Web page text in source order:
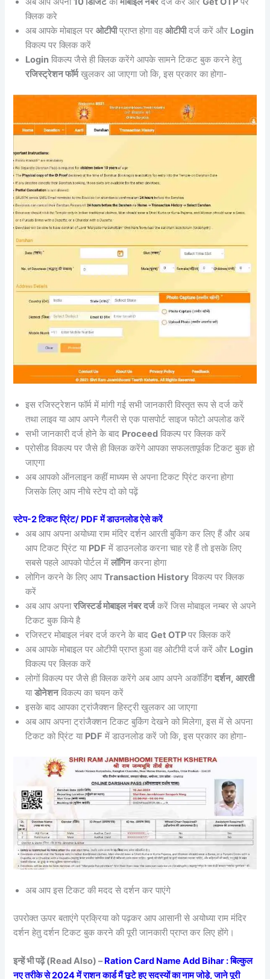
क्लिक करे
अब आपके मोबाइल परओटीपीप्राप्त होगा वहओटीपीदर्ज करें और Login
विकल्प पर क्लिक करें
Login विकल्प जैसे ही क्लिक करेंगे आपके सामने टिकट बुक करने हेतु
रजिस्ट्रेशन फॉर्मखुलकर आ जाएगा जो कि, इस प्रकार का होगा-
इस रजिस्ट्रेशन फॉर्म में मांगी गई सभी जानकारी विस्तृत रूप से दर्ज करें
तथा लाइव या आप अपने गैलरी से एक पासपोर्ट साइज फोटो अपलोड करें
सभी जानकारी दर्ज होने के बाद Proceed विकल्प पर क्लिक करें
प्रोसीड विकल्प पर जैसे ही क्लिक करेंगे आपका सफलतापूर्वक टिकट बुक हो
जाएगा
अब आपको ऑनलाइन कहीं माध्यम से अपना टिकट प्रिंट करना होगा
जिसके लिए आप नीचे स्टेप दो को पढ़ें
स्टेप-2 टिकट प्रिंट/ PDF में डाउनलोड ऐसे करें
अब आप अपना अयोध्या राम मंदिर दर्शन आरती बुकिंग कर लिए हैं और अब
आप टिकट प्रिंट या PDF में डाउनलोड करना चाह रहे हैं तो इसके लिए
सबसे पहले आपको पोर्टल मेंलॉगिनकरना होगा
लोगिन करने के लिए आपTransaction History विकल्प पर क्लिक
करें
अब आप अपनारजिस्टर्ड मोबाइल नंबर दर्जकरें जिस मोबाइल नम्बर से अपने
टिकट बुक किये है
रजिस्टर मोबाइल नंबर दर्ज करने के बादGet OTPपर क्लिक करें
अब आपके मोबाइल पर ओटीपी प्राप्त हुआ वह ओटीपी दर्ज करें और Login
विकल्प पर क्लिक करें
लोगों विकल्प पर जैसे ही क्लिक करेंगे अब आप अपने अकॉर्डिंगदर्शन, आरती
याडोनेशनविकल्प का चयन करें
इसके बाद आपका ट्रांजैक्शन हिस्ट्री खुलकर आ जाएगा
अब आप अपना ट्रांजैक्शन टिकट बुकिंग देखने को मिलेगा, इस में से अपना
टिकट को प्रिंट या PDF में डाउनलोड करें जो कि, इस प्रकार का होगा-
अब आप इस टिकट की मदद से दर्शन कर पाएंगे
उपरोक्त ऊपर बताएंगे प्रक्रिया को पढ़कर आप आसानी से अयोध्या राम मंदिर
दर्शन हेतु दर्शन टिकट बुक करने की पूरी जानकारी प्राप्त कर लिए होंगे।
इन्हें भी पढ़ें (Read Also) –Ration Card Name Add Bihar : बिल्कुल
नए तरीके से 2024 में राशन कार्ड मैं छूटे हुए सदस्यों का नाम जोड़े, जाने पूरी